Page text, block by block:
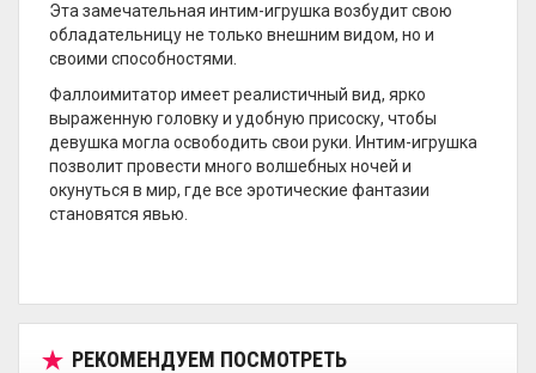
Эта замечательная интим-игрушка возбудит свою
обладательницу не только внешним видом, но и
своими способностями.
Фаллоимитатор имеет реалистичный вид, ярко
выраженную головку и удобную присоску, чтобы
девушка могла освободить свои руки. Интим-игрушка
позволит провести много волшебных ночей и
окунуться в мир, где все эротические фантазии
становятся явью.
РЕКОМЕНДУЕМ ПОСМОТРЕТЬ